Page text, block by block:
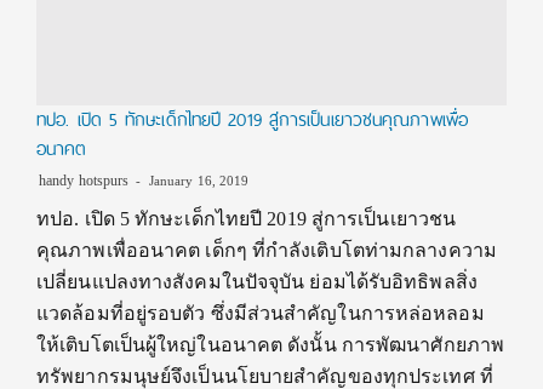
ทปอ. เปิด 5 ทักษะเด็กไทยปี 2019 สู่การเป็นเยาวชนคุณภาพเพื่อ
อนาคต
handy hotspurs January 16, 2019
ทปอ. เปิด 5 ทักษะเด็กไทยปี 2019 สู่การเป็นเยาวชน
คุณภาพเพื่ออนาคต เด็กๆ ที่กำลังเติบโตท่ามกลางความ
เปลี่ยนแปลงทางสังคมในปัจจุบัน ย่อมได้รับอิทธิพลสิ่ง
แวดล้อมที่อยู่รอบตัว ซึ่งมีส่วนสำคัญในการหล่อหลอม
ให้เติบโตเป็นผู้ใหญ่ในอนาคต ดังนั้น การพัฒนาศักยภาพ
ทรัพยากรมนุษย์จึงเป็นนโยบายสำคัญของทุกประเทศ ที่